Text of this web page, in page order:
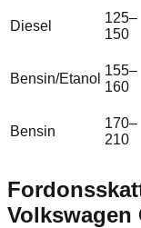
Diesel
125–
150
Bensin/Etanol
155–
160
Bensin
170–
210
Volkswagen